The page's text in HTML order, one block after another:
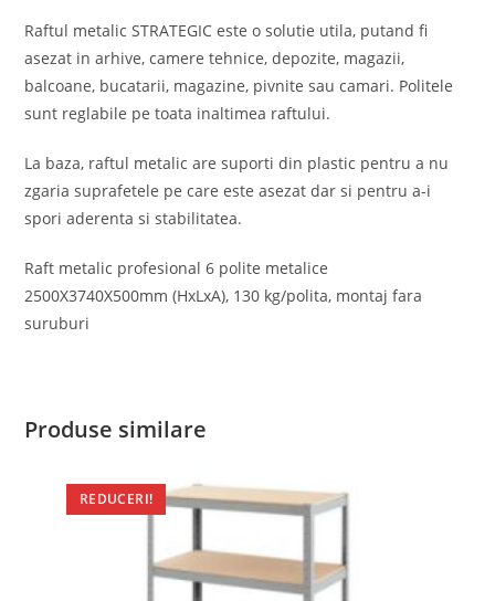
Raftul metalic STRATEGIC este o solutie utila, putand fi
asezat in arhive, camere tehnice, depozite, magazii,
balcoane, bucatarii, magazine, pivnite sau camari. Politele
sunt reglabile pe toata inaltimea raftului.
La baza, raftul metalic are suporti din plastic pentru a nu
zgaria suprafetele pe care este asezat dar si pentru a-i
spori aderenta si stabilitatea.
Raft metalic profesional 6 polite metalice
2500X3740X500mm (HxLxA), 130 kg/polita, montaj fara
suruburi
Produse similare
REDUCERI!